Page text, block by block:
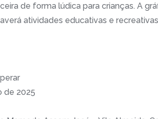
de forma lúdica para crianças. A
atividades educativas e
de 2025